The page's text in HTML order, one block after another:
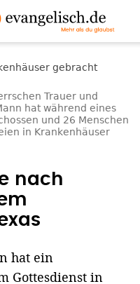
Trauer und
hat während eines
und 26 Menschen
in Krankenhäuser
nach
hat ein
Gottesdienst in